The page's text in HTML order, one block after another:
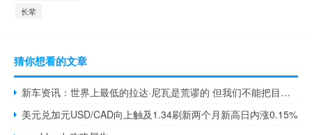
长辈
猜你想看的文章
新车资讯：世界上最低的拉达·尼瓦是荒谬的 但我们不能把目光移开
美元兑加元USD/CAD向上触及1.34刷新两个月新高日内涨0.15%